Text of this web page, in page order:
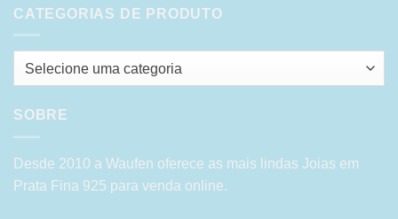
CATEGORIAS DE PRODUTO
Selecione uma categoria
SOBRE
Desde 2010 a Waufen oferece as mais lindas Joias em
Prata Fina 925 para venda online.